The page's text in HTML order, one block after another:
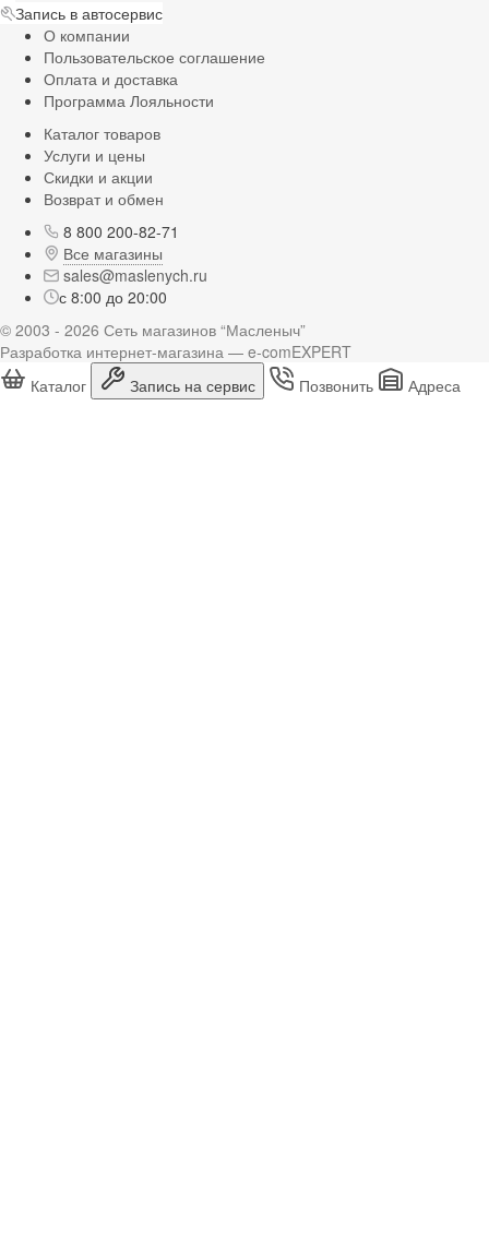
Запись в автосервис
О компании
Пользовательское соглашение
Оплата и доставка
Программа Лояльности
Каталог товаров
Услуги и цены
Скидки и акции
Возврат и обмен
8 800 200-82-71
Все магазины
sales@maslenych.ru
с 8:00 до 20:00
© 2003 - 2026 Сеть магазинов “Масленыч”
Разработка интернет-магазина — e-comEXPERT
Каталог
Запись на сервис Позвонить Адреса